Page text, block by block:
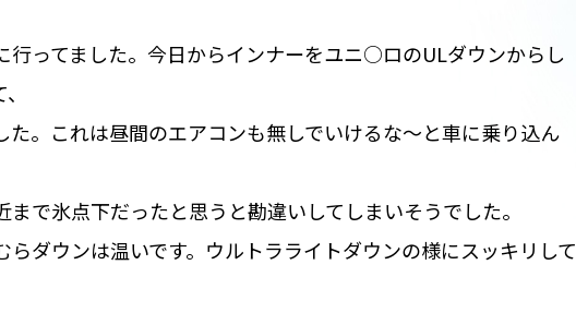
行ってました。今日からインナーをユニ○ロのULダウンからし
。これは昼間のエアコンも無しでいけるな〜と車に乗り込ん
で氷点下だったと思うと勘違いしてしまいそうでした。
ダウンは温いです。ウルトラライトダウンの様にスッキリして